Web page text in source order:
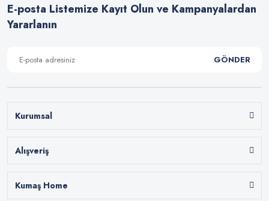
E-posta Listemize Kayıt Olun ve Kampanyalardan
Yararlanın
GÖNDER
Kurumsal
Alışveriş
Kumaş Home